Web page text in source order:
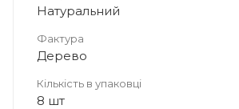
Натуральний
Фактура
Дерево
Кількість в упаковці
8 шт